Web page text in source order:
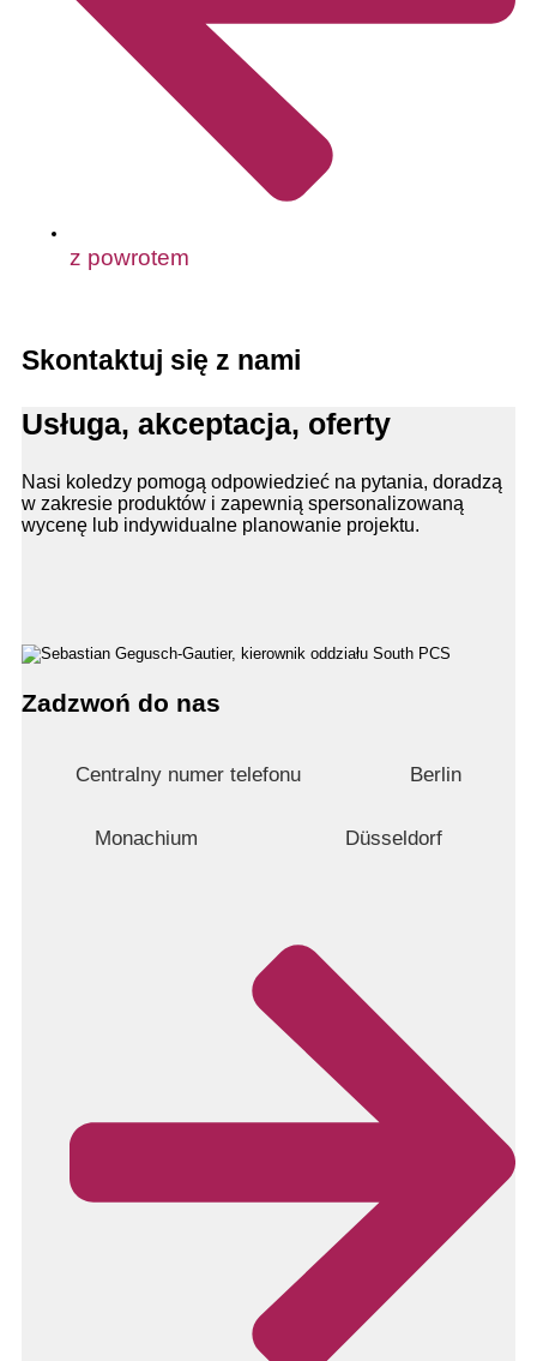
z powrotem
Skontaktuj się z nami
Usługa, akceptacja, oferty
Nasi koledzy pomogą odpowiedzieć na pytania, doradzą
w zakresie produktów i zapewnią spersonalizowaną
wycenę lub indywidualne planowanie projektu.
Zadzwoń do nas
Centralny numer telefonu Berlin
Monachium Düsseldorf